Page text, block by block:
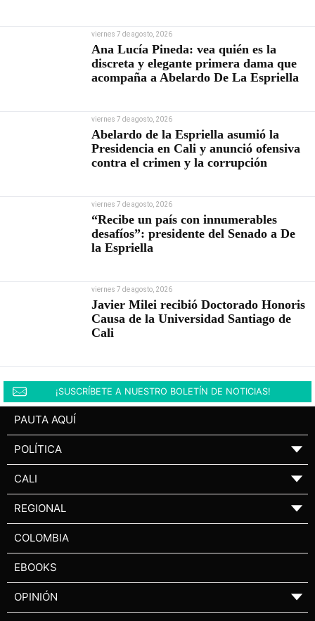
viernes 7 de agosto, 2026
Ana Lucía Pineda: vea quién es la
discreta y elegante primera dama que
acompaña a Abelardo De La Espriella
viernes 7 de agosto, 2026
Abelardo de la Espriella asumió la
Presidencia en Cali y anunció ofensiva
contra el crimen y la corrupción
viernes 7 de agosto, 2026
“Recibe un país con innumerables
desafíos”: presidente del Senado a De
la Espriella
viernes 7 de agosto, 2026
Javier Milei recibió Doctorado Honoris
Causa de la Universidad Santiago de
Cali
¡SUSCRÍBETE A NUESTRO BOLETÍN DE NOTICIAS!
PAUTA AQUÍ
POLÍTICA ▼
CALI ▼
REGIONAL ▼
COLOMBIA
EBOOKS
OPINIÓN ▼